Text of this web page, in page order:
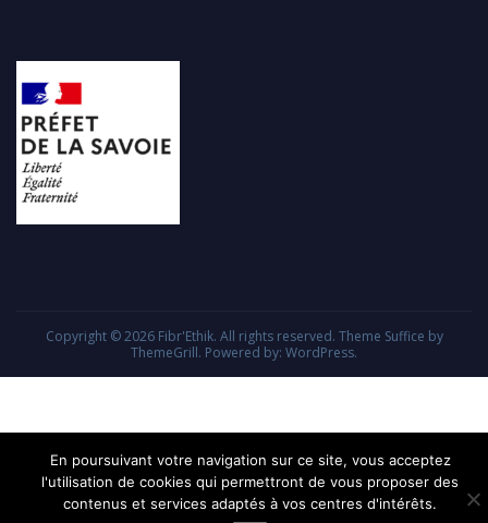
Copyright © 2026 Fibr'Ethik. All rights reserved. Theme Suffice by
ThemeGrill. Powered by: WordPress.
En poursuivant votre navigation sur ce site, vous acceptez
l'utilisation de cookies qui permettront de vous proposer des
contenus et services adaptés à vos centres d'intérêts.